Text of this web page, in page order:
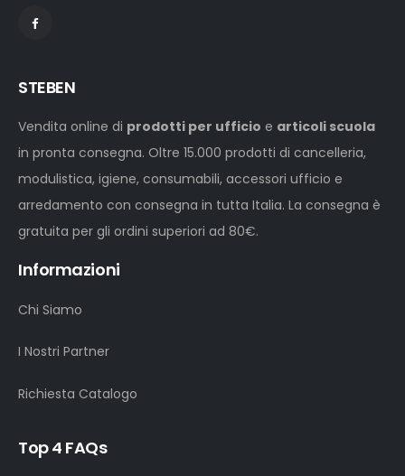
STEBEN
Vendita online di prodotti per ufficio e articoli scuola
in pronta consegna. Oltre 15.000 prodotti di cancelleria,
modulistica, igiene, consumabili, accessori ufficio e
arredamento con consegna in tutta Italia. La consegna è
gratuita per gli ordini superiori ad 80€.
Informazioni
Chi Siamo
I Nostri Partner
Richiesta Catalogo
Top 4 FAQs